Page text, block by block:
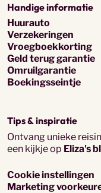
Handige informatie
Huurauto
Verzekeringen
Vroegboekkorting
Geld terug garantie
Omruilgarantie
Boekingsseintje
Tips & inspiratie
Ontvang unieke
een kijkje op Eliza's
Cookie instellingen
Marketing